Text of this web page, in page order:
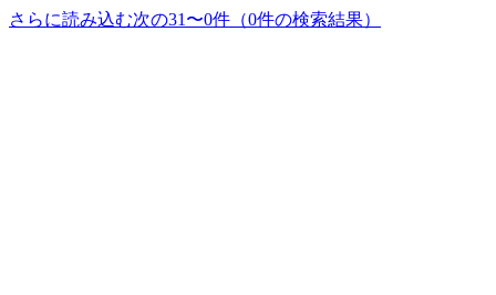
さらに読み込む次の31〜0件（0件の検索結果）